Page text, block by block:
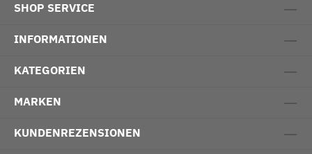
SHOP SERVICE
INFORMATIONEN
KATEGORIEN
MARKEN
KUNDENREZENSIONEN